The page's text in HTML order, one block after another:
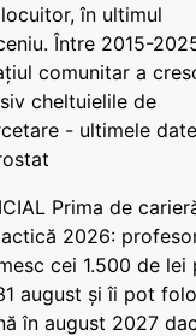
în ultimul
Între 2015-
comunitar a
cheltuielile de
- ultimele date
Prima de
2026:
cei 1.500 de lei
august și îi pot
în august 2027